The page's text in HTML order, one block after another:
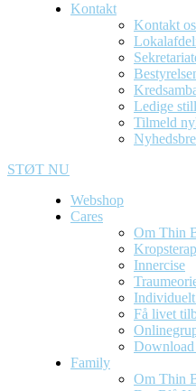
Kontakt
Kontakt os
Ledige
Tilmeld
STØT NU
Webshop
Cares
Om Thin
Innercise
Få livet
Family
Om Thin